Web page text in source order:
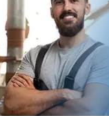
מדחס Ff